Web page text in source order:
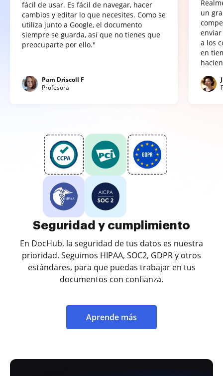
fácil de usar. Es fácil de navegar, hacer
cambios y editar lo que necesites. Como se
utiliza junto a Google, el documento
siempre se guarda, así que no tienes que
preocuparte por ello."
Pam Driscoll F
Profesora
un
a los
en
Seguridad y cumplimiento
En DocHub, la seguridad de tus datos es nuestra
prioridad. Seguimos HIPAA, SOC2, GDPR y otros
estándares, para que puedas trabajar en tus
documentos con confianza.
Aprende más